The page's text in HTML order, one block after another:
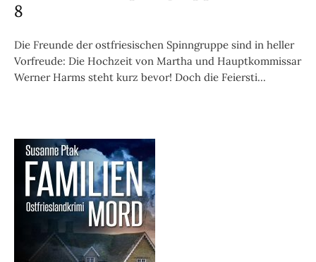
8
Die Freunde der ostfriesischen Spinngruppe sind in heller
Vorfreude: Die Hochzeit von Martha und Hauptkommissar
Werner Harms steht kurz bevor! Doch die Feiersti...